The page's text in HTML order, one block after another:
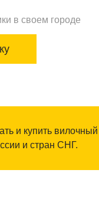
в своем городе
и купить вилочный
и стран СНГ.